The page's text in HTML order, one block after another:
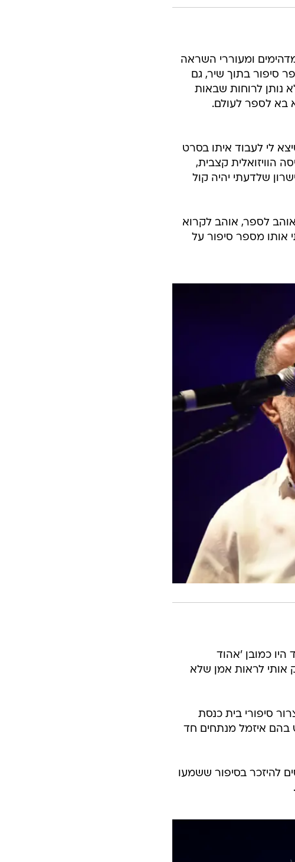
ומעוררי השראה
סיפור בתוך שיר, גם
נותן לרוחות שבאות
בא לספר לעולם.
לי לעבוד איתו בסרט
הוויזואלית קצבית,
שלדעתי יהיה קול
אוהב לספר, אוהב לקרוא
אותו מספר סיפור על
היו כמובן 'אהוד
אותי לראות אמן שלא
סיפורי בית כנסת
בהם איזמל מנתחים חד
להיזכר בסיפור ששמעו